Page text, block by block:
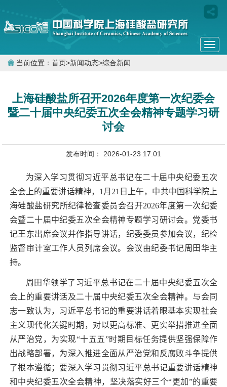
当前位置： 首页>新闻动态>综合新闻
上海硅酸盐所召开2026年度第一次纪委会
暨二十届中央纪委五次全会精神专题学习研
讨会
发布时间： 2026-01-23 17:01
为深入学习贯彻习近平总书记在二十届中央纪委五次
全会上的重要讲话精神， 1 月 21 日上午，中共中国科学院上
海硅酸盐研究所纪律检查委员会召开2026年度第一次纪委
会暨二十届中纪委五次全会精神专题学习研讨会。党委书
记王东出席会议并作指导讲话，纪委委员参加会议，纪检
监督审计室工作人员列席会议。会议由纪委书记周田华主
持。
周田华领学了习近平总书记在二十届中央纪委五次全
会上的重要讲话及二十届中央纪委五次全会精神。与会同
志一致认为，习近平总书记的重要讲话着眼基本实现社会
主义现代化关键时期，对以更高标准、更实举措推进全面
从严治党，为实现“十五五”时期目标任务提供坚强保障作
出战略部署，为深入推进全面从严治党和反腐败斗争提供
了根本遵循；要深入学习贯彻习近平总书记重要讲话精神
和中央纪委五次全会精神，坚决落实好三个“更加”的重要